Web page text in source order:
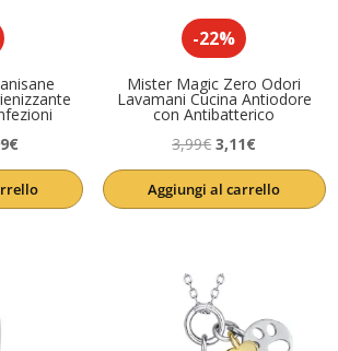
€Il
prezzo
attuale
-22%
Mister Magic Zero Odori
Lavamani Cucina Antiodore
con Antibatterico
3,99€ Il
prezzo
originale
3,11€Il
prezzo
attuale
Aggiungi al carrello